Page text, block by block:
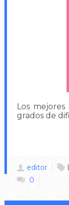
Los
grados de
editor
0